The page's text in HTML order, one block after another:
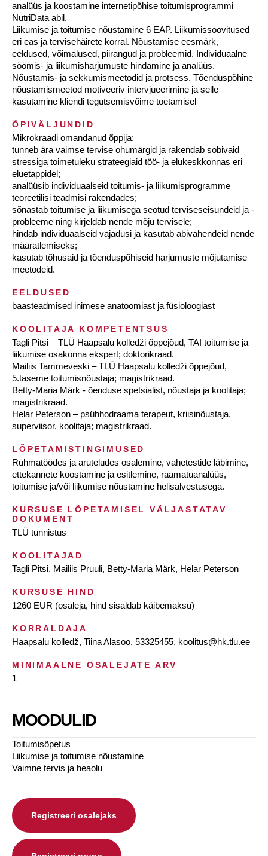
analüüs ja koostamine internetipõhise toitumisprogrammi
NutriData abil.
Liikumise ja toitumise nõustamine 6 EAP. Liikumissoovitused
eri eas ja tervisehäirete korral. Nõustamise eesmärk,
eeldused, võimalused, piirangud ja probleemid. Individuaalne
söömis- ja liikumisharjumuste hindamine ja analüüs.
Nõustamis- ja sekkumismeetodid ja protsess. Tõenduspõhine
nõustamismeetod motiveeriv intervjueerimine ja selle
kasutamine kliendi tegutsemisvõime toetamisel
ÕPIVÄLJUNDID
Mikrokraadi omandanud õppija:
tunneb ära vaimse tervise ohumärgid ja rakendab sobivaid
stressiga toimetuleku strateegiaid töö- ja elukeskkonnas eri
eluetappidel;
analüüsib individuaalseid toitumis- ja liikumisprogramme
teoreetilisi teadmisi rakendades;
sõnastab toitumise ja liikumisega seotud terviseseisundeid ja -
probleeme ning kirjeldab nende mõju tervisele;
hindab individuaalseid vajadusi ja kasutab abivahendeid nende
määratlemiseks;
kasutab tõhusaid ja tõenduspõhiseid harjumuste mõjutamise
meetodeid.
EELDUSED
baasteadmised inimese anatoomiast ja füsioloogiast
KOOLITAJA KOMPETENTSUS
Tagli Pitsi – TLÜ Haapsalu kolledži õppejõud, TAI toitumise ja
liikumise osakonna ekspert; doktorikraad.
Mailiis Tammeveski – TLÜ Haapsalu kolledži õppejõud,
5.taseme toitumisnõustaja; magistrikraad.
Betty-Maria Märk - õenduse spetsialist, nõustaja ja koolitaja;
magistrikraad.
Helar Peterson – psühhodraama terapeut, kriisinõustaja,
superviisor, koolitaja; magistrikraad.
LÕPETAMISTINGIMUSED
Rühmatöödes ja aruteludes osalemine, vahetestide läbimine,
ettekannete koostamine ja esitlemine, raamatuanalüüs,
toitumise ja/või liikumise nõustamine helisalvestusega.
KURSUSE LÕPETAMISEL VÄLJASTATAV
DOKUMENT
TLÜ tunnistus
KOOLITAJAD
Tagli Pitsi, Mailiis Pruuli, Betty-Maria Märk, Helar Peterson
KURSUSE HIND
1260 EUR (osaleja, hind sisaldab käibemaksu)
KORRALDAJA
Haapsalu kolledž, Tiina Alasoo, 53325455, koolitus@hk.tlu.ee
MINIMAALNE OSALEJATE ARV
1
MOODULID
Toitumisõpetus
Liikumise ja toitumise nõustamine
Vaimne tervis ja heaolu
Registreeri osalejaks